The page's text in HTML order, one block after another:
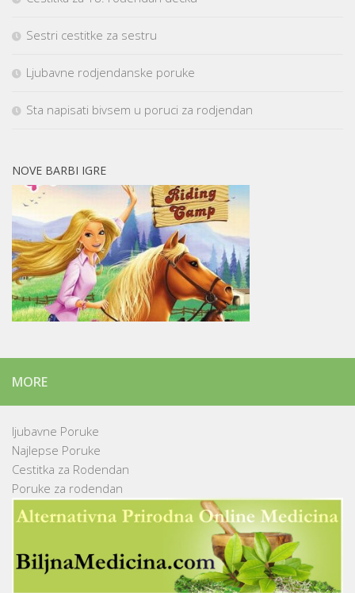
Sestri cestitke za sestru
Ljubavne rodjendanske poruke
Sta napisati bivsem u poruci za rodjendan
NOVE BARBI IGRE
MORE
ljubavne Poruke
Najlepse Poruke
Cestitka za Rodendan
Poruke za rodendan